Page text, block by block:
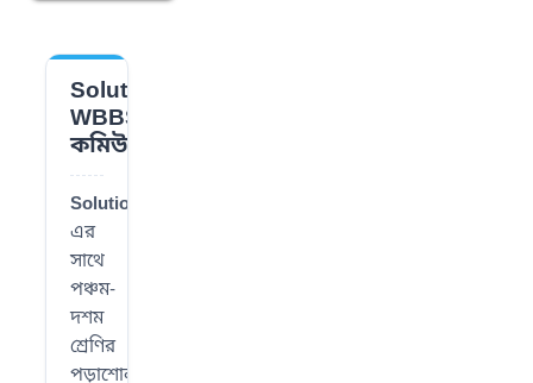
Solution
WBBSE
কমিউনিটি
SolutionWBBSE
এর
সাথে
পঞ্চম-
দশম
শ্রেণির
পড়াশোনা